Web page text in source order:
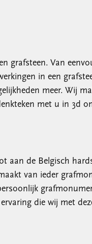
grafsteen. Van
in een
meer. Wij
met u in 3d
de Belgisch
van ieder
die wij met